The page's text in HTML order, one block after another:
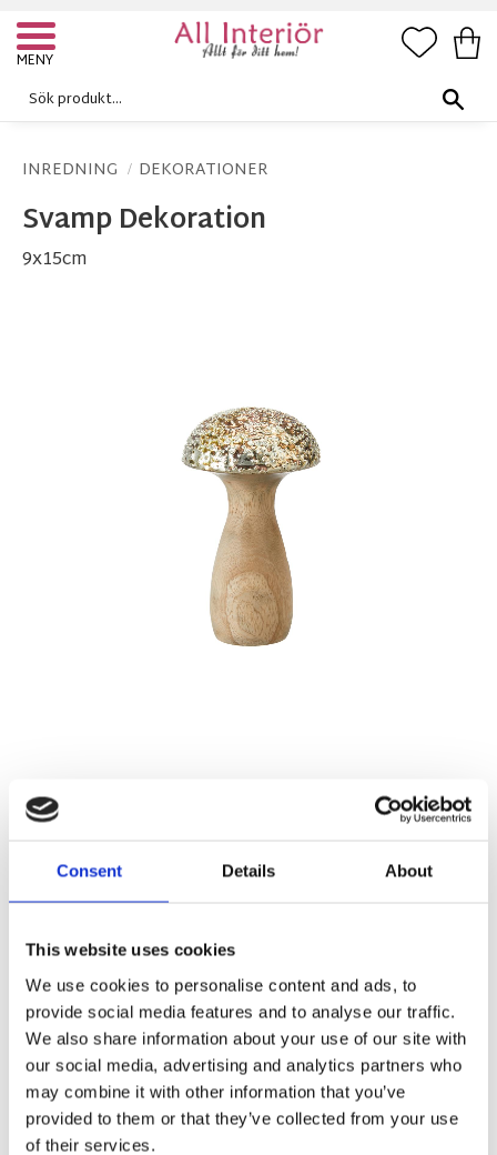
Consent Details About
This website uses cookies
We use cookies to personalise content and ads, to
provide social media features and to analyse our traffic.
We also share information about your use of our site with
our social media, advertising and analytics partners who
may combine it with other information that you’ve
provided to them or that they’ve collected from your use
of their services.
Meny
INREDNING DEKORATIONER
Svamp Dekoration
9x15cm
189,00
KÖP
Lagerstatus 1 st i lager Artikelnr
Wikholm Form
Fri frakt över 995kr
Snabba leveranser
Enkel betalning med Klarna